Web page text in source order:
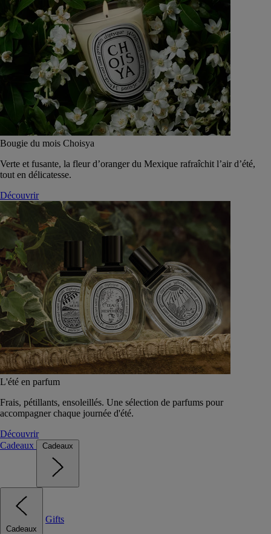
Bougie du mois Choisya
Verte et fusante, la fleur d’oranger du Mexique rafraîchit l’air d’été,
tout en délicatesse.
Découvrir
L'été en parfum
Frais, pétillants, ensoleillés. Une sélection de parfums pour
accompagner chaque journée d'été.
Découvrir
Cadeaux
Cadeaux
Cadeaux
Gifts